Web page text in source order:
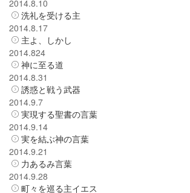
2014.8.10
洗礼を受ける主
2014.8.17
主よ、しかし
2014.824
神に至る道
2014.8.31
誘惑と戦う武器
2014.9.7
実現する聖書の言葉
2014.9.14
実を結ぶ神の言葉
2014.9.21
力あるみ言葉
2014.9.28
町々を巡る主イエス